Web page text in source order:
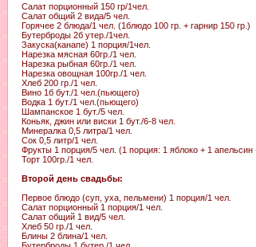
Салат порционный 150 гр/1чел.
Салат общий 2 вида/5 чел.
Горячее 2 блюда/1 чел. (1блюдо 100 гр. + гарнир 150 гр.)
Бутерброды 2б утер./1чел.
Закуска(канапе) 1 порция/1чел.
Нарезка мясная 60гр./1 чел.
Нарезка рыбная 60гр./1 чел.
Нарезка овощная 100гр./1 чел.
Хлеб 200 гр./1 чел.
Вино 1б бут./1 чел.(пьющего)
Водка 1 бут./1 чел.(пьющего)
Шампанское 1 бут./5 чел.
Коньяк, джин или виски 1 бут./6-8 чел.
Минералка 0,5 литра/1 чел.
Сок 0,5 литр/1 чел.
Фрукты 1 порция/5 чел. (1 порция: 1 яблоко + 1
Торт 100гр./1 чел.
Второй день свадьбы:
Первое блюдо (суп, уха, пельмени) 1 порция/1 чел.
Салат порционный 1 порция/1 чел.
Салат общий 1 вид/5 чел.
Хлеб 50 гр./1 чел.
Блины 2 блина/1 чел.
Бутерброды 1 бутер./1 чел.